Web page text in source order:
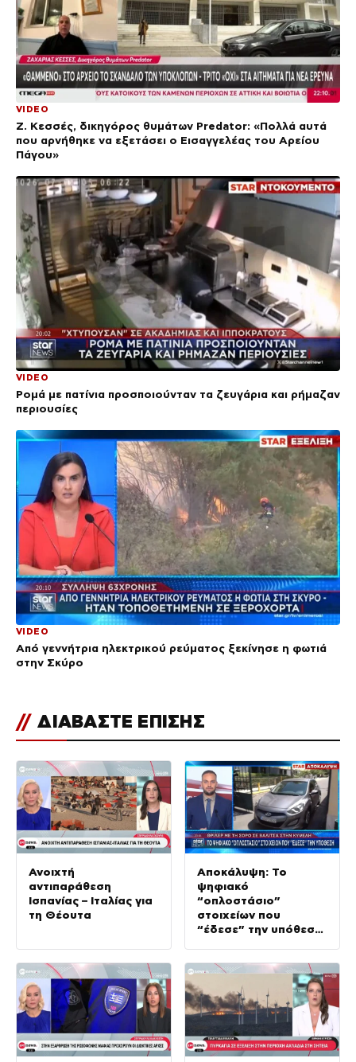
VIDEO
Ζ. Κεσσές, δικηγόρος θυμάτων Predator: «Πολλά αυτά
που αρνήθηκε να εξετάσει ο Εισαγγελέας του Αρείου
Πάγου»
VIDEO
Ρομά με πατίνια προσποιούνταν τα ζευγάρια και ρήμαζαν
περιουσίες
VIDEO
Από γεννήτρια ηλεκτρικού ρεύματος ξεκίνησε η φωτιά
στην Σκύρο
// ΔΙΑΒΑΣΤΕ ΕΠΙΣΗΣ
Ανοιχτή
αντιπαράθεση
Ισπανίας – Ιταλίας για
τη Θέουτα
Αποκάλυψη: Το
ψηφιακό
“οπλοστάσιο”
στοιχείων που
“έδεσε” την υπόθεση